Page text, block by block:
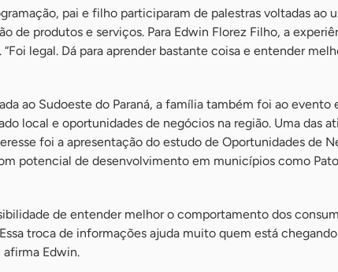
pai e filho participaram de palestras voltadas ao
de produtos e serviços. Para Edwin Florez Filho, a
“Foi legal. Dá para aprender bastante coisa e entender
ao Sudoeste do Paraná, a família também foi ao evento
local e oportunidades de negócios na região. Uma das
foi a apresentação do estudo de Oportunidades de
potencial de desenvolvimento em municípios como
de entender melhor o comportamento dos
troca de informações ajuda muito quem está
afirma Edwin.